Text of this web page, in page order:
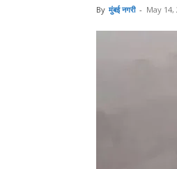
By मुंबई नगरी - May 14,